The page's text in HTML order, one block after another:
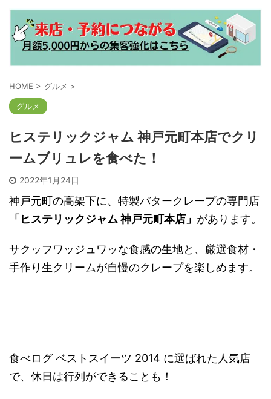
HOME > グルメ >
グルメ
ヒステリックジャム 神戸元町本店でクリ
ームブリュレを食べた！
2022年1月24日
神戸元町の高架下に、特製バタークレープの専門店
「ヒステリックジャム 神戸元町本店」 があります。
サクッフワッジュワッな食感の生地と、厳選食材・
手作り生クリームが自慢のクレープを楽しめます。
食べログ ベストスイーツ 2014 に選ばれた人気店
で、休日は行列ができることも！